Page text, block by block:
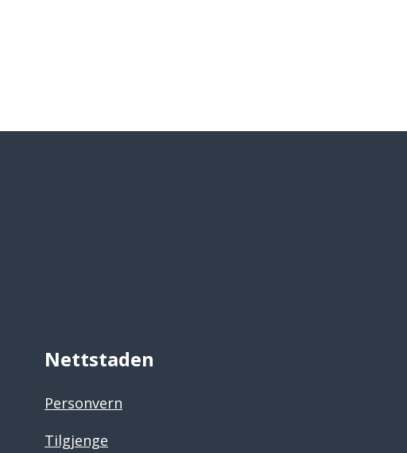
Nettstaden
Personvern
Tilgjenge